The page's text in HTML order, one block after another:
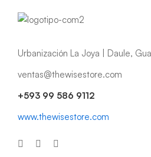
Urbanización La Joya | Daule,
ventas@thewisestore.com
+593 99 586 9112
www.thewisestore.com